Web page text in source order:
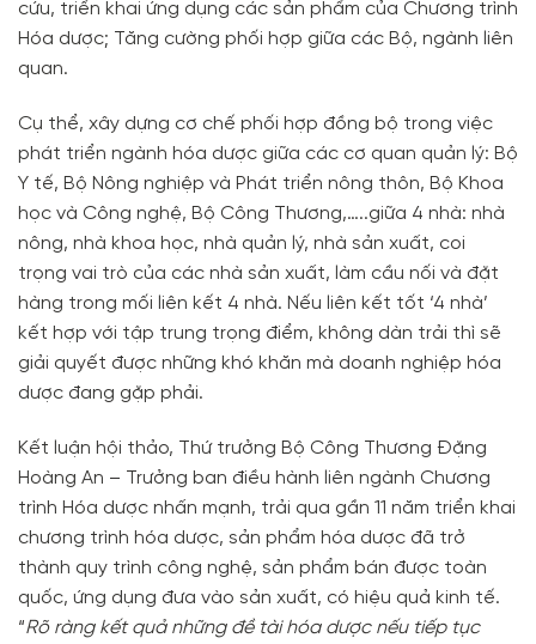
cứu, triển khai ứng dụng các sản phẩm của Chương trình
Hóa dược; Tăng cường phối hợp giữa các Bộ, ngành liên
quan.
Cụ thể, xây dựng cơ chế phối hợp đồng bộ trong việc
phát triển ngành hóa dược giữa các cơ quan quản lý: Bộ
Y tế, Bộ Nông nghiệp và Phát triển nông thôn, Bộ Khoa
học và Công nghệ, Bộ Công Thương,…..giữa 4 nhà: nhà
nông, nhà khoa học, nhà quản lý, nhà sản xuất, coi
trọng vai trò của các nhà sản xuất, làm cầu nối và đặt
hàng trong mối liên kết 4 nhà. Nếu liên kết tốt ‘4 nhà’
kết hợp với tập trung trọng điểm, không dàn trải thì sẽ
giải quyết được những khó khăn mà doanh nghiệp hóa
dược đang gặp phải.
Kết luận hội thảo, Thứ trưởng Bộ Công Thương Đặng
Hoàng An – Trưởng ban điều hành liên ngành Chương
trình Hóa dược nhấn mạnh, trải qua gần 11 năm triển khai
chương trình hóa dược, sản phẩm hóa dược đã trở
thành quy trình công nghệ, sản phẩm bán được toàn
quốc, ứng dụng đưa vào sản xuất, có hiệu quả kinh tế.
“Rõ ràng kết quả những đề tài hóa dược nếu tiếp tục